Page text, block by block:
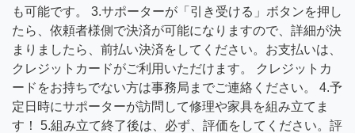
も可能です。 3.サポーターが「引き受ける」ボタンを押し
たら、依頼者様側で決済が可能になりますので、詳細が決
まりましたら、前払い決済をしてください。お支払いは、
クレジットカードがご利用いただけます。 クレジットカ
ードをお持ちでない方は事務局までご連絡ください。 4.予
定日時にサポーターが訪問して修理や家具を組み立てま
す！ 5.組み立て終了後は、必ず、評価をしてください。評